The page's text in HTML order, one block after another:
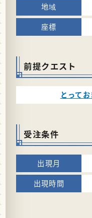
前提クエスト
とって
受注条件